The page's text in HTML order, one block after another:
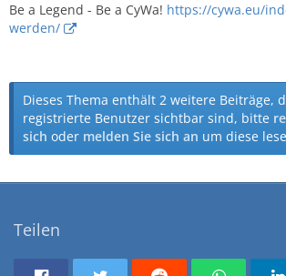
Be a Legend - Be a CyWa! https://cywa.eu/
werden/
Dieses Thema enthält 2 weitere Beiträge,
registrierte Benutzer sichtbar sind, bitte
sich oder melden Sie sich an um diese
Teilen